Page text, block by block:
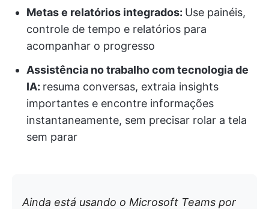
Metas e relatórios integrados: Use painéis,
controle de tempo e relatórios para
acompanhar o progresso
Assistência no trabalho com tecnologia de
IA: resuma conversas, extraia insights
importantes e encontre informações
instantaneamente, sem precisar rolar a tela
sem parar
Ainda está usando o Microsoft Teams por